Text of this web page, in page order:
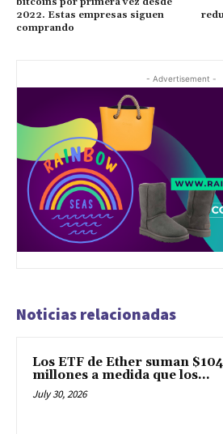
2022. Estas empresas siguen
comprando
- Advertisement -
Noticias relacionadas
Los ETF de Ether suman $104
millones a medida que los...
July 30, 2026